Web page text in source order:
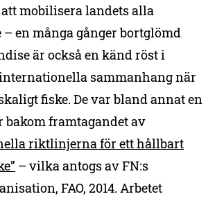
mobilisera landets alla
en många gånger bortglömd
är också en känd röst i
sammanhang när
fiske. De var bland annat en
framtagandet av
riktlinjerna för ett hållbart
– vilka antogs av FN:s
FAO, 2014. Arbetet